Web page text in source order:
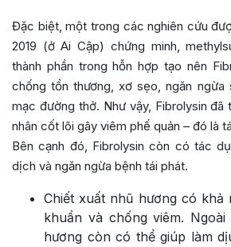
Đặc biệt, một trong các nghiên cứu
2019 (ở Ai Cập) chứng minh,
thành phần trong hỗn hợp tạo nên
chống tổn thương, xơ sẹo, ngăn ngừa
mạc đường thở. Như vậy, Fibrolysin đã
nhân cốt lõi gây viêm phế quản – đó là
Bên cạnh đó, Fibrolysin còn có tác
dịch và ngăn ngừa bệnh tái phát.
Chiết xuất nhũ hương có
khuẩn và chống viêm.
hương còn có thể giúp làm